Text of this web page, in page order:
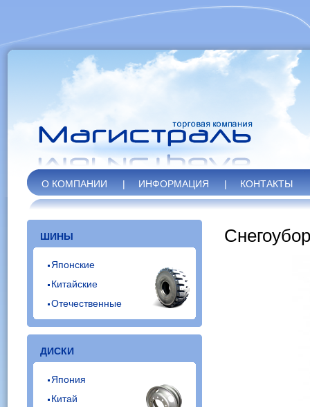
О КОМПАНИИ | ИНФОРМАЦИЯ | КОНТАКТЫ
ШИНЫ
Японские
Китайские
Отечественные
ДИСКИ
Япония
Китай